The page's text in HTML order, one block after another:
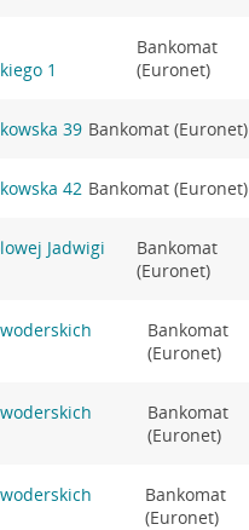
1
Bankomat
(Euronet)
39 Bankomat (Euronet)
42 Bankomat (Euronet)
Jadwigi
Bankomat
(Euronet)
Bankomat
(Euronet)
Bankomat
(Euronet)
Bankomat
(Euronet)